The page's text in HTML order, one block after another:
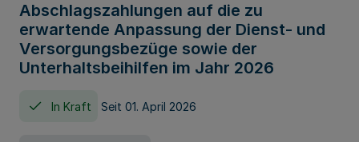
Abschlagszahlungen auf die zu
erwartende Anpassung der Dienst- und
Versorgungsbezüge sowie der
Unterhaltsbeihilfen im Jahr 2026
In Kraft Seit 01. April 2026